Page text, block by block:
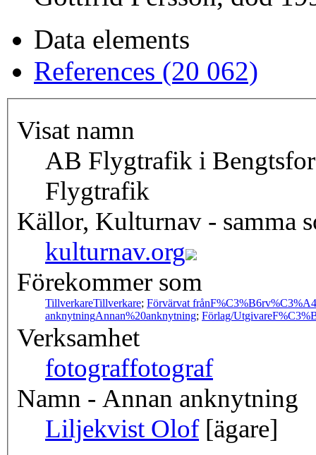
Data elements
References (20 062)
Visat namn
AB Flygtrafik i
Flygtrafik
Källor, Kulturnav - samma
kulturnav.org
Förekommer som
TillverkareTillverkare; Förvärvat från
anknytningAnnan%20anknytning; Förlag/Utgivare
Verksamhet
fotograffotograf
Namn - Annan anknytning
Liljekvist Olof[ägare]